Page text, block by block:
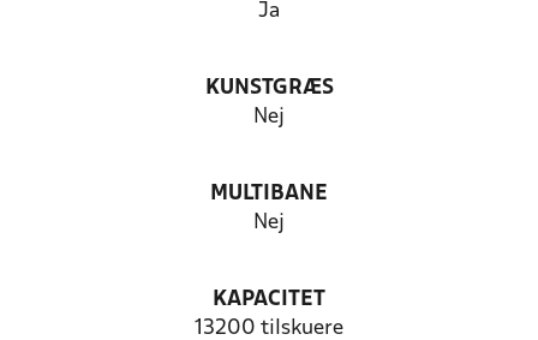
Ja
KUNSTGRÆS
Nej
MULTIBANE
Nej
KAPACITET
13200 tilskuere